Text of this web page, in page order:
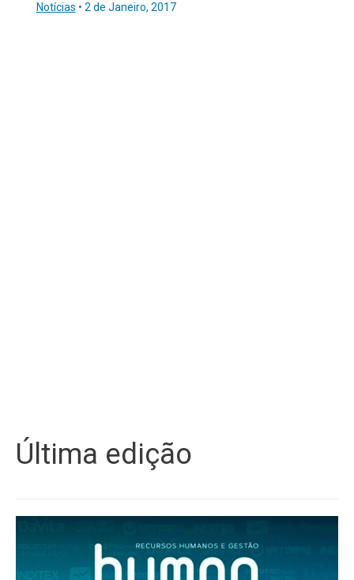
Notícias • 2 de Janeiro, 2017
Última edição